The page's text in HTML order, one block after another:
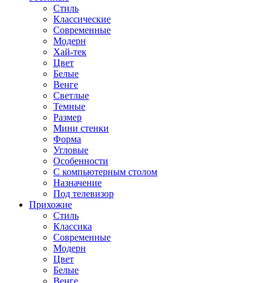
Стиль
Классические
Современные
Модерн
Хай-тек
Цвет
Белые
Венге
Светлые
Темные
Размер
Мини стенки
Форма
Угловые
Особенности
С компьютерным столом
Назначение
Под телевизор
Прихожие
Стиль
Классика
Современные
Модерн
Цвет
Белые
Венге